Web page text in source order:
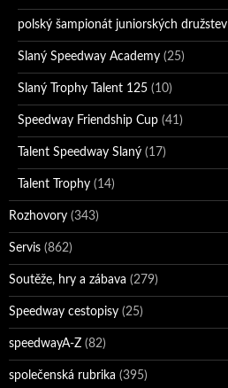
polský šampionát juniorských družstev
Slaný Speedway Academy (25)
Slaný Trophy Talent 125 (10)
Speedway Friendship Cup (41)
Talent Speedway Slaný (17)
Talent Trophy (14)
Rozhovory (343)
Servis (862)
Soutěže, hry a zábava (279)
Speedway cestopisy (25)
speedwayA-Z (82)
společenská rubrika (395)